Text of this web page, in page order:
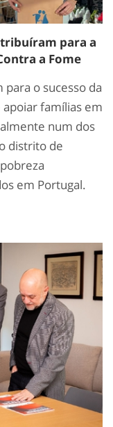
para a
a Fome
o sucesso da
famílias em
num dos
distrito de
em Portugal.